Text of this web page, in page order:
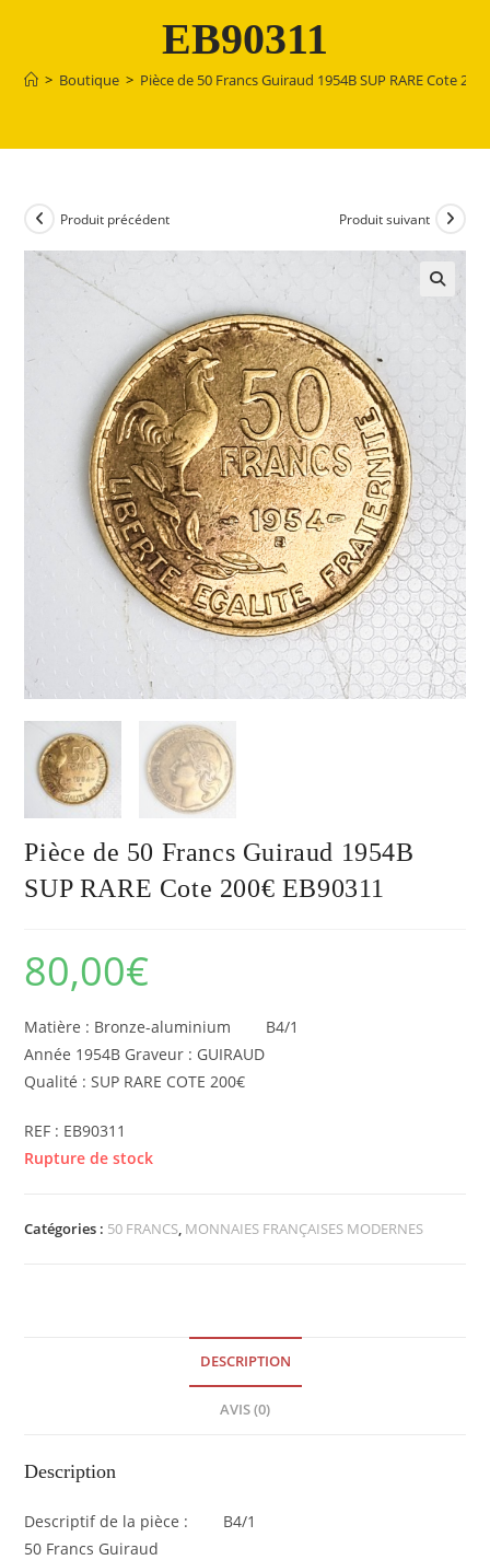
EB90311
> Boutique > Pièce de 50 Francs Guiraud 1954B SUP RARE Cote
Produit précédent Produit suivant
Pièce de 50 Francs Guiraud 1954B
SUP RARE Cote 200€ EB90311
80,00€
Matière : Bronze-aluminium B4/1
Année 1954B Graveur : GUIRAUD
Qualité : SUP RARE COTE 200€
REF : EB90311
Rupture de stock
Catégories : 50 FRANCS, MONNAIES FRANÇAISES MODERNES
DESCRIPTION
AVIS (0)
Description
Descriptif de la pièce : B4/1
50 Francs Guiraud